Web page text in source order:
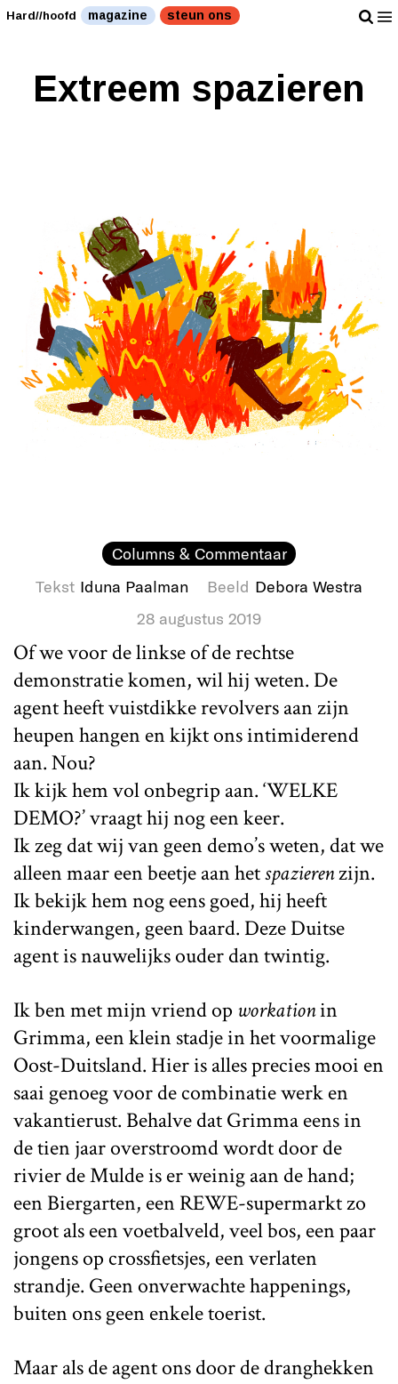
Hard//hoofd magazine steun ons
Extreem spazieren
Columns & Commentaar
Tekst Iduna Paalman Beeld Debora Westra
28 augustus 2019
Of we voor de linkse of de rechtse
demonstratie komen, wil hij weten. De
agent heeft vuistdikke revolvers aan zijn
heupen hangen en kijkt ons intimiderend
aan. Nou?
Ik kijk hem vol onbegrip aan. ‘WELKE
DEMO?’ vraagt hij nog een keer.
Ik zeg dat wij van geen demo’s weten, dat we
alleen maar een beetje aan hetspazierenzijn.
Ik bekijk hem nog eens goed, hij heeft
kinderwangen, geen baard. Deze Duitse
agent is nauwelijks ouder dan twintig.
Ik ben met mijn vriend op workationin
Grimma, een klein stadje in het voormalige
Oost-Duitsland. Hier is alles precies mooi en
saai genoeg voor de combinatie werk en
vakantierust. Behalve dat Grimma eens in
de tien jaar overstroomd wordt door de
rivier de Mulde is er weinig aan de hand;
een Biergarten, een REWE-supermarkt zo
groot als een voetbalveld, veel bos, een paar
jongens op crossfietsjes, een verlaten
strandje. Geen onverwachte happenings,
buiten ons geen enkele toerist.
Maar als de agent ons door de dranghekken